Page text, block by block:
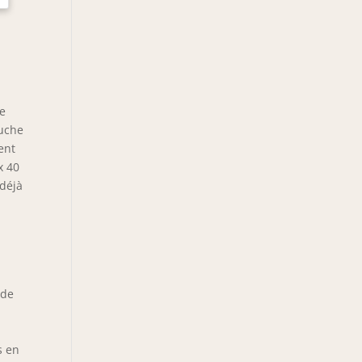
40
en